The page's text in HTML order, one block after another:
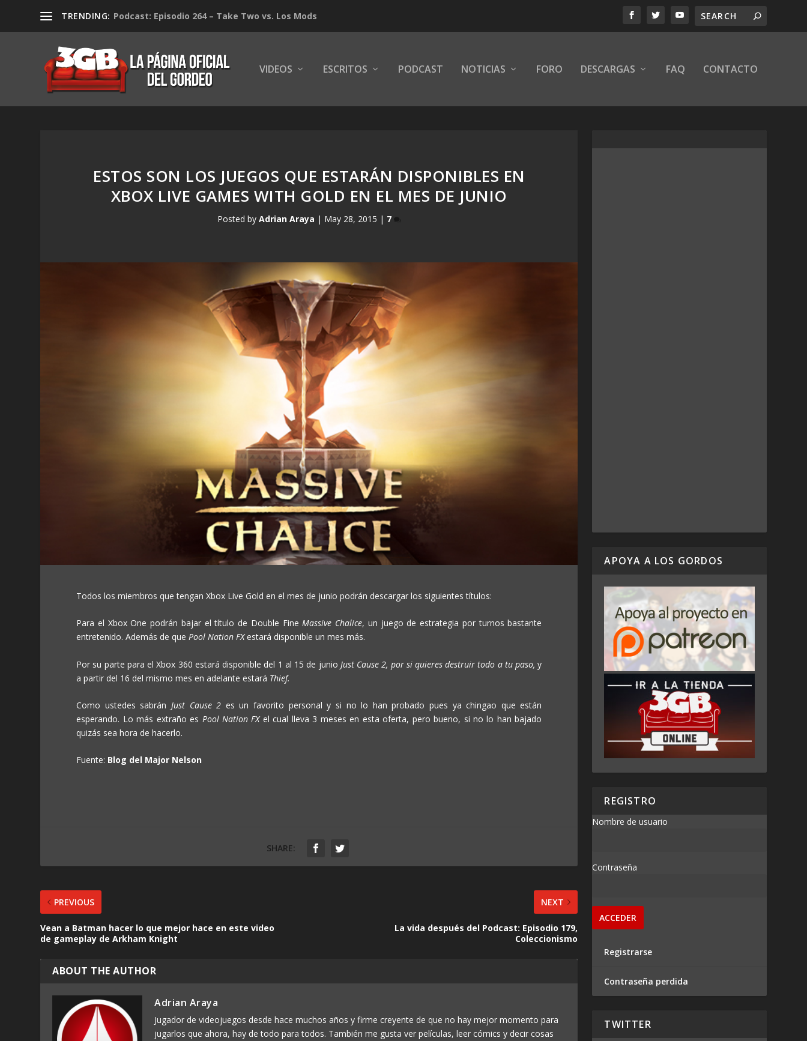
TRENDING: Podcast: Episodio 264 – Take Two vs. Los Mods
VIDEOS ESCRITOS PODCAST NOTICIAS FORO DESCARGAS FAQ CONTACTO
ESTOS SON LOS JUEGOS QUE ESTARÁN DISPONIBLES EN
XBOX LIVE GAMES WITH GOLD EN EL MES DE JUNIO
Posted by Adrian Araya | May 28, 2015 | 7
Todos los miembros que tengan Xbox Live Gold en el mes de junio podrán descargar los siguientes títulos:
Para el Xbox One podrán bajar el título de Double FineMassive Chalice, un juego de estrategia por turnos bastante
entretenido. Además de quePool Nation FXestará disponible un mes más.
Por su parte para el Xbox 360 estará disponible del 1 al 15 de junio Just Cause 2, por si quieres destruir todo a tu paso,y
a partir del 16 del mismo mes en adelante estará Thief.
Como ustedes sabránJust Cause 2 es un favorito personal y si no lo han probado pues ya chingao que están
esperando. Lo más extraño es Pool Nation FX el cual lleva 3 meses en esta oferta, pero bueno, si no lo han bajado
quizás sea hora de hacerlo.
Fuente: Blog del Major Nelson
SHARE:
PREVIOUS
Vean a Batman hacer lo que mejor hace en este video
de gameplay de Arkham Knight
NEXT
La vida después del Podcast: Episodio 179,
Coleccionismo
ABOUT THE AUTHOR
Adrian Araya
Jugador de videojuegos desde hace muchos años y firme creyente de que no hay mejor momento para
jugarlos que ahora, hay de todo para todos. También me gusta ver películas, leer cómics y decir cosas
APOYA A LOS GORDOS
REGISTRO
Nombre de usuario
Contraseña
Registrarse
Contraseña perdida
TWITTER